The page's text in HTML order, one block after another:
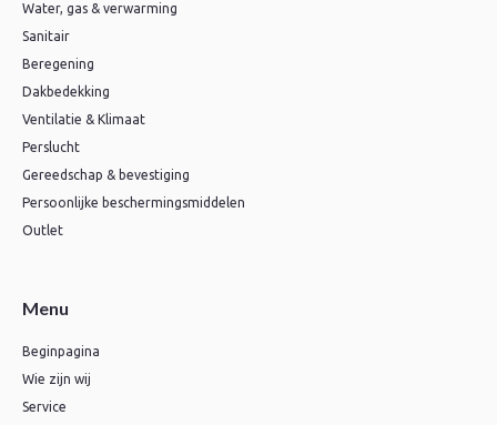
Water, gas & verwarming
Sanitair
Beregening
Dakbedekking
Ventilatie & Klimaat
Perslucht
Gereedschap & bevestiging
Persoonlijke beschermingsmiddelen
Outlet
Menu
Beginpagina
Wie zijn wij
Service